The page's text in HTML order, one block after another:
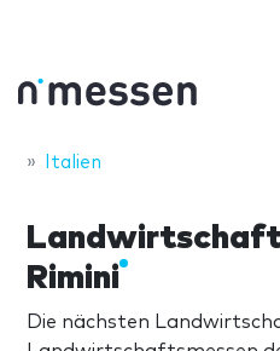
Italien
Rimini
Die nächsten